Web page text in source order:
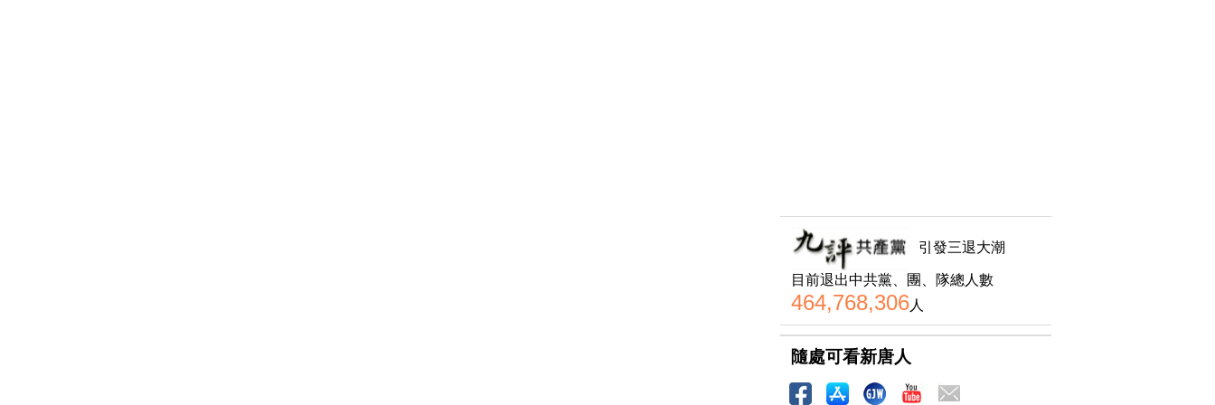
引發三退大潮
目前退出中共黨、團、隊總人數
464,768,306人
隨處可看新唐人